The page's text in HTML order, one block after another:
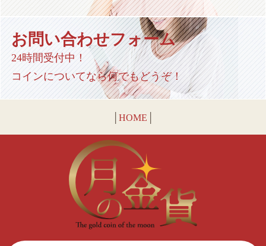
お問い合わせフォーム
24時間受付中！
コインについてなら何でもどうぞ！
HOME